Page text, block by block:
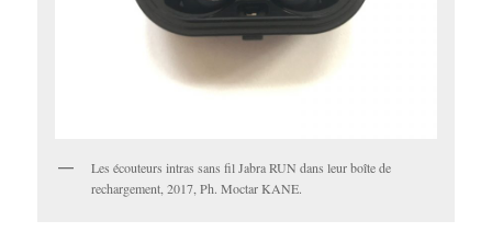
Les écouteurs intras sans fil Jabra RUN dans leur boîte de
rechargement, 2017, Ph. Moctar KANE.